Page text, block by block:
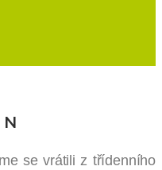
se vrátili z třídenního